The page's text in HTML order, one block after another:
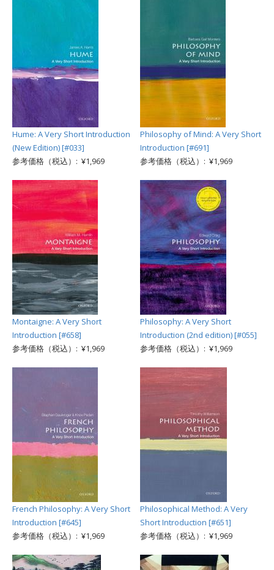
Hume: A Very Short Introduction
(New Edition) [#033]
参考価格（税込）: ¥1,969
Philosophy of Mind: A Very Short
Introduction [#691]
参考価格（税込）: ¥1,969
Montaigne: A Very Short
Introduction [#658]
参考価格（税込）: ¥1,969
Philosophy: A Very Short
Introduction (2nd edition) [#055]
参考価格（税込）: ¥1,969
French Philosophy: A Very Short
Introduction [#645]
参考価格（税込）: ¥1,969
Philosophical Method: A Very
Short Introduction [#651]
参考価格（税込）: ¥1,969